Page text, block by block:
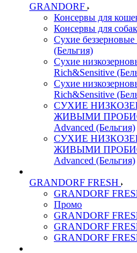
GRANDORF
Консервы для
Консервы для собак
Сухие
(Бельгия)
Сухие
Rich&Sensitive
Сухие
Rich&Sensitive
СУХИЕ
ЖИВЫМИ
Advanced (Бельгия)
СУХИЕ
ЖИВЫМИ
Advanced (Бельгия)
GRANDORF FRESH
GRANDORF
Промо
GRANDORF
GRANDORF
GRANDORF